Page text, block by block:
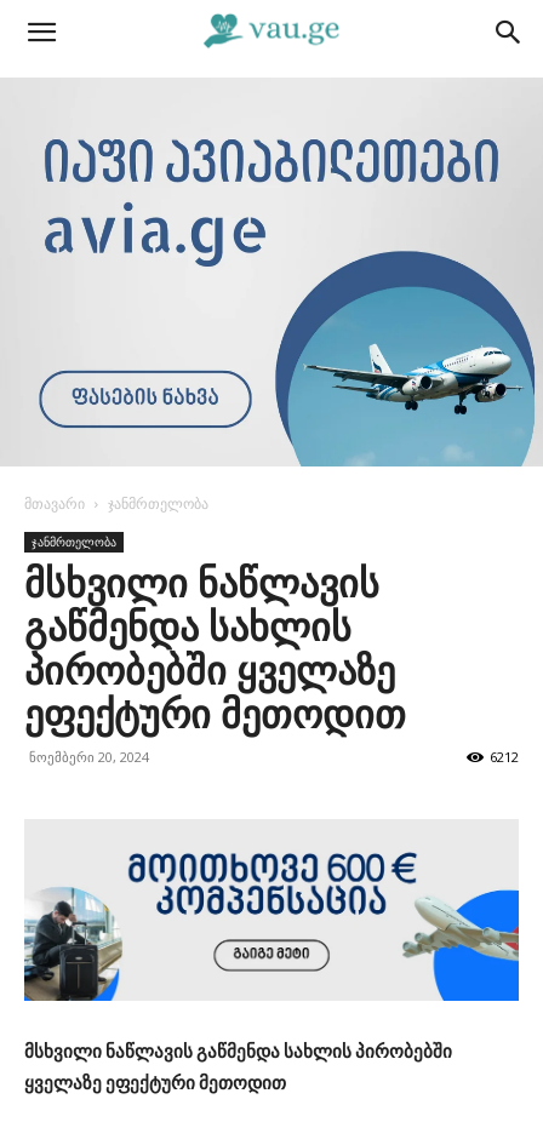
მთავარი ჯანმრთელობა
ჯანმრთელობა
მსხვილი ნაწლავის
გაწმენდა სახლის
პირობებში ყველაზე
ეფექტური მეთოდით
ნოემბერი 20, 2024 6212
მსხვილი ნაწლავის გაწმენდა სახლის პირობებში
ყველაზე ეფექტური მეთოდით